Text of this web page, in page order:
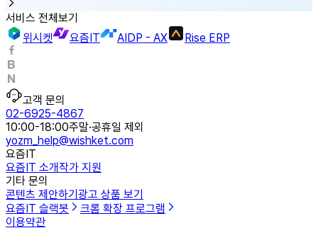
서비스 전체보기
위시켓
요즘IT AIDP - AX Rise ERP
고객 문의
02-6925-4867
10:00-18:00주말·공휴일 제외
yozm_help@wishket.com
요즘IT
요즘IT 소개작가 지원
기타 문의
콘텐츠 제안하기광고 상품 보기
요즘IT 슬랙봇
크롬 확장 프로그램
이용약관